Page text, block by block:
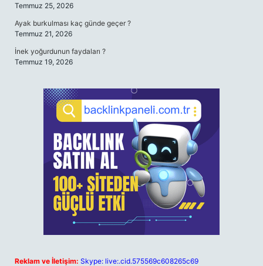
Temmuz 25, 2026
Ayak burkulması kaç günde geçer ?
Temmuz 21, 2026
İnek yoğurdunun faydaları ?
Temmuz 19, 2026
Reklam ve İletişim: Skype: live:.cid.575569c608265c69